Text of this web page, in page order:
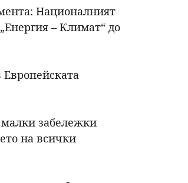
Националният
– Климат“ до
забележки
на всички